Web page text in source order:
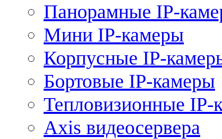
Панорамные IP-
Мини IP-камеры
Корпусные IP-
Бортовые IP-камеры
Тепловизионные IP-
Axis видеосервера